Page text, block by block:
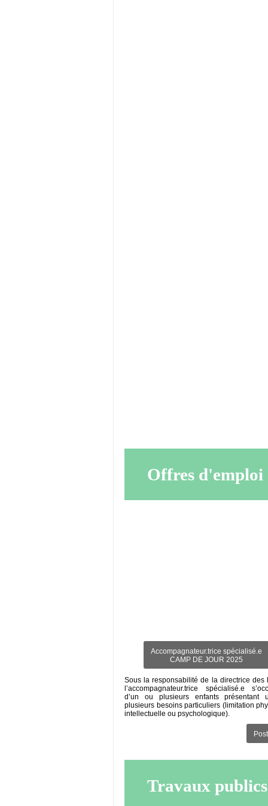
Offres d'emploi
Accompagnateur.trice spécialisé.e
CAMP DE JOUR 2025
Sous la responsabilité de la directrice des
l’accompagnateur.trice spécialisé.e
d’un ou plusieurs enfants présentant
plusieurs besoins particuliers (limitation
intellectuelle ou psychologique).
Travaux